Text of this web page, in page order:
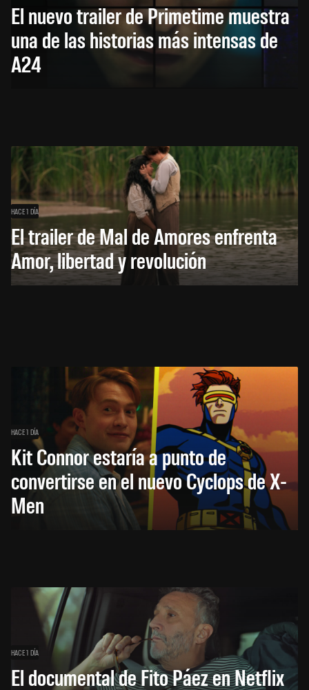
El nuevo trailer de Primetime muestra
una de las historias más intensas de
A24
HACE 1 DÍA
El trailer de Mal de Amores enfrenta
Amor, libertad y revolución
HACE 1 DÍA
Kit Connor estaría a punto de
convertirse en el nuevo Cyclops de X-
Men
HACE 1 DÍA
El documental de Fito Páez en Netflix